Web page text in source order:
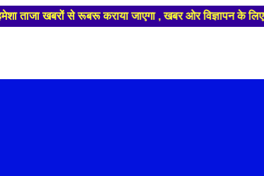
से रूबरू कराया जाएगा , खबर ओर विज्ञापन के लिए